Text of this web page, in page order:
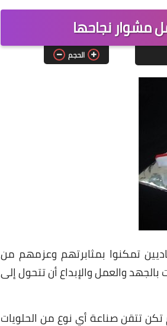
مشوار نجاحها
الحجم
تمكنوا بمثابرتهم وعزمهم من
والعمل والإبداع أن تتحول إلى
تتقن صناعة أي نوع من الحلويات